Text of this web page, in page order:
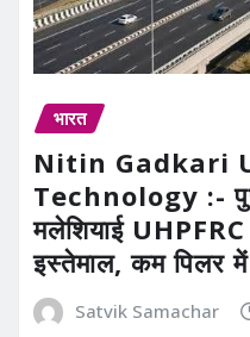
भारत
Nitin Gadkari
Technology :-
मलेशियाई
इस्तेमाल, कम पिलर
Satvik Samachar